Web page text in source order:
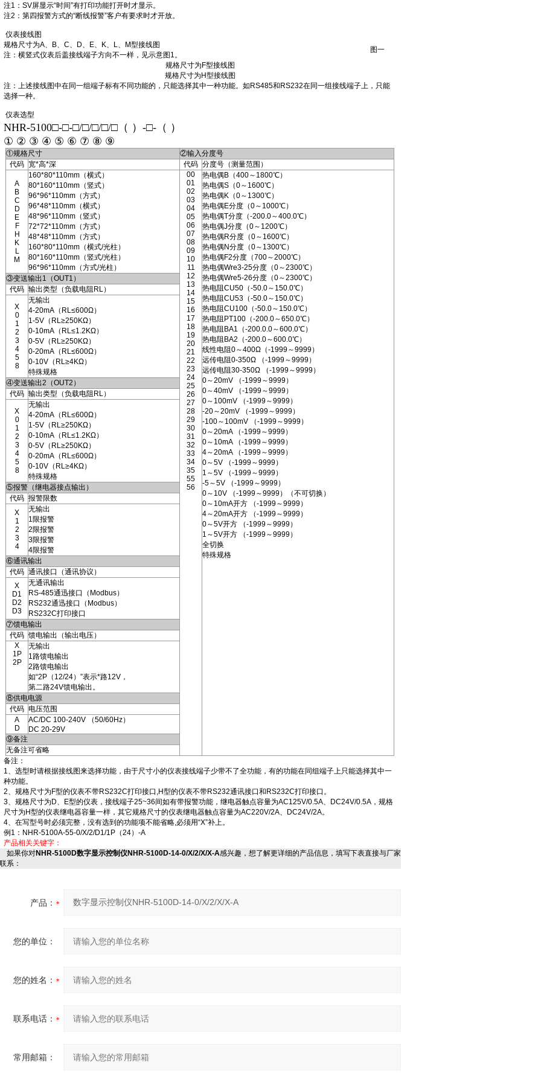
注1：SV屏显示“时间”有打印功能打开时才显示。
注2：第四报警方式的“断线报警”客户有要求时才开放。
仪表接线图
规格尺寸为A、B、C、D、E、K、L、M型接线图
注：横竖式仪表后盖接线端子方向不一样，见示意图1。
图一
规格尺寸为F型接线图
规格尺寸为H型接线图
注：上述接线图中在同一组端子标有不同功能的，只能选择其中一种功能。如RS485和RS232在同一组接线端子上，只能
选择一种。
仪表选型
NHR-5100□-□-□/□/□/□/□（ ）-□-（ ）
① ② ③ ④ ⑤ ⑥ ⑦ ⑧ ⑨
①规格尺寸
②输入分度号
代码 宽*高*深 代码 分度号（测量范围）
A
B
C
D
E
F
H
K
L
M
160*80*110mm（横式）
80*160*110mm（竖式）
96*96*110mm（方式）
96*48*110mm（横式）
48*96*110mm（竖式）
72*72*110mm（方式）
48*48*110mm（方式）
160*80*110mm（横式/光柱）
80*160*110mm（竖式/光柱）
96*96*110mm（方式/光柱）
00
01
02
03
04
05
06
07
08
09
10
11
12
13
14
15
16
17
18
19
20
21
22
23
24
25
26
27
28
29
30
31
32
33
34
35
55
56
热电偶B（400～1800℃）
热电偶S（0～1600℃）
热电偶K（0～1300℃）
热电偶E分度（0～1000℃）
热电偶T分度（-200.0～400.0℃）
热电偶J分度（0～1200℃）
热电偶R分度（0～1600℃）
热电偶N分度（0～1300℃）
热电偶F2分度（700～2000℃）
热电偶Wre3-25分度（0～2300℃）
热电偶Wre5-26分度（0～2300℃）
热电阻CU50（-50.0～150.0℃）
热电阻CU53（-50.0～150.0℃）
热电阻CU100（-50.0～150.0℃）
热电阻PT100（-200.0～650.0℃）
热电阻BA1（-200.0.0～600.0℃）
热电阻BA2（-200.0～600.0℃）
线性电阻0～400Ω（-1999～9999）
远传电阻0-350Ω （-1999～9999）
远传电阻30-350Ω （-1999～9999）
0～20mV （-1999～9999）
0～40mV （-1999～9999）
0～100mV （-1999～9999）
-20～20mV （-1999～9999）
-100～100mV （-1999～9999）
0～20mA （-1999～9999）
0～10mA （-1999～9999）
4～20mA （-1999～9999）
0～5V （-1999～9999）
1～5V （-1999～9999）
-5～5V （-1999～9999）
0～10V （-1999～9999）（不可切换）
0～10mA开方 （-1999～9999）
4～20mA开方 （-1999～9999）
0～5V开方 （-1999～9999）
1～5V开方 （-1999～9999）
全切换
特殊规格
③变送输出1（OUT1）
代码 输出类型（负载电阻RL）
X
0
1
2
3
4
5
8
无输出
4-20mA（RL≤600Ω）
1-5V（RL≥250KΩ）
0-10mA（RL≤1.2KΩ）
0-5V（RL≥250KΩ）
0-20mA（RL≤600Ω）
0-10V（RL≥4KΩ）
特殊规格
④变送输出2（OUT2）
代码 输出类型（负载电阻RL）
X
0
1
2
3
4
5
8
无输出
4-20mA（RL≤600Ω）
1-5V（RL≥250KΩ）
0-10mA（RL≤1.2KΩ）
0-5V（RL≥250KΩ）
0-20mA（RL≤600Ω）
0-10V（RL≥4KΩ）
特殊规格
⑤报警（继电器接点输出）
代码 报警限数
X
1
2
3
4
无输出
1限报警
2限报警
3限报警
4限报警
⑥通讯输出
代码 通讯接口（通讯协议）
X
D1
D2
D3
无通讯输出
RS-485通迅接口（Modbus）
RS232通迅接口（Modbus）
RS232C打印接口
⑦馈电输出
代码 馈电输出（输出电压）
X
1P
2P
无输出
1路馈电输出
2路馈电输出
如“2P（12/24）”表示*路12V，
第二路24V馈电输出。
⑧供电电源
代码 电压范围
A
D
AC/DC 100-240V （50/60Hz）
DC 20-29V
⑨备注
无备注可省略
备注：
1、选型时请根据接线图来选择功能，由于尺寸小的仪表接线端子少带不了全功能，有的功能在同组端子上只能选择其中一
种功能。
2、规格尺寸为F型的仪表不带RS232C打印接口,H型的仪表不带RS232通讯接口和RS232C打印接口。
3、规格尺寸为D、E型的仪表，接线端子25~36间如有带报警功能，继电器触点容量为AC125V/0.5A、DC24V/0.5A，规格
尺寸为H型的仪表继电器容量一样，其它规格尺寸的仪表继电器触点容量为AC220V/2A、DC24V/2A。
4、在写型号时必须完整，没有选到的功能项不能省略,必须用“X”补上。
例1：NHR-5100A-55-0/X/2/D1/1P（24）-A
产品相关关键字：
果你对NHR-5100D数字显示控制仪NHR-5100D-14-0/X/2/X/X-A感兴趣，想了解更详细的产品信息，填写下表直接与厂家
系：
产品：
您的单位：
您的姓名：
联系电话：
常用邮箱：